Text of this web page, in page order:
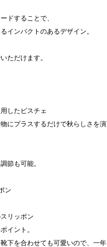
ドすることで、
インパクトのあるデザイン。
ただけます。
したビスチ ェ
にプラスするだけで秋らしさを演
節も可能。
ン
リッポン
イント。
下を合わせても可愛いので、一年